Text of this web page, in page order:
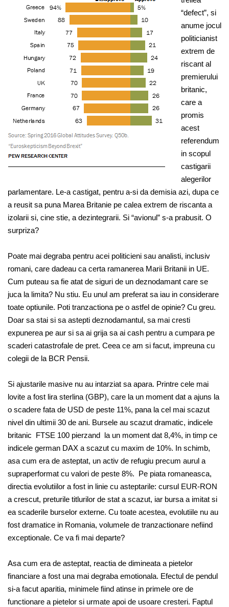
“defect”, si
anume jocul
politicianist
extrem de
riscant al
premierului
britanic,
care a
promis
acest
referendum
in scopul
castigarii
alegerilor
parlamentare. Le-a castigat, pentru a-si da demisia azi, dupa ce
a reusit sa puna Marea Britanie pe calea extrem de riscanta a
izolarii si, cine stie, a dezintegrarii. Si “avionul” s-a prabusit. O
surpriza?
Poate mai degraba pentru acei politicieni sau analisti, inclusiv
romani, care dadeau ca certa ramanerea Marii Britanii in UE.
Cum puteau sa fie atat de siguri de un deznodamant care se
juca la limita? Nu stiu. Eu unul am preferat sa iau in considerare
toate optiunile. Poti tranzactiona pe o astfel de opinie? Cu greu.
Doar sa stai si sa astepti deznodamantul, sa mai cresti
expunerea pe aur si sa ai grija sa ai cash pentru a cumpara pe
scaderi catastrofale de pret. Ceea ce am si facut, impreuna cu
colegii de la BCR Pensii.
Si ajustarile masive nu au intarziat sa apara. Printre cele mai
lovite a fost lira sterlina (GBP), care la un moment dat a ajuns la
o scadere fata de USD de peste 11%, pana la cel mai scazut
nivel din ultimii 30 de ani. Bursele au scazut dramatic, indicele
britanic FTSE 100 pierzand la un moment dat 8,4%, in timp ce
indicele german DAX a scazut cu maxim de 10%. In schimb,
asa cum era de asteptat, un activ de refugiu precum aurul a
supraperformat cu valori de peste 8%. Pe piata romaneasca,
directia evolutiilor a fost in linie cu asteptarile: cursul EUR-RON
a crescut, preturile titlurilor de stat a scazut, iar bursa a imitat si
ea scaderile burselor externe. Cu toate acestea, evolutiile nu au
fost dramatice in Romania, volumele de tranzactionare nefiind
exceptionale. Ce va fi mai departe?
Asa cum era de asteptat, reactia de dimineata a pietelor
financiare a fost una mai degraba emotionala. Efectul de pendul
si-a facut aparitia, minimele fiind atinse in primele ore de
functionare a pietelor si urmate apoi de usoare cresteri. Faptul